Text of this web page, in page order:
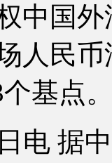
中国
人民
基点
据中